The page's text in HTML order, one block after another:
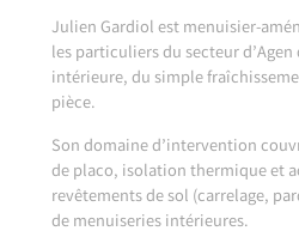
Julien Gardiol est menuisier-
les particuliers du secteur
intérieure, du simple
pièce.
Son domaine d’intervention
de placo, isolation thermique et
revêtements de sol (carrelage,
de menuiseries intérieures.